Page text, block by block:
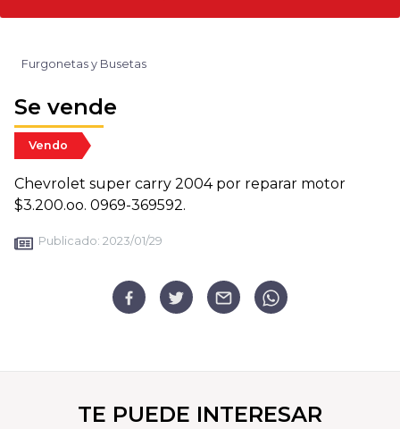
Furgonetas y Busetas
Se vende
Vendo
Chevrolet super carry 2004 por reparar motor
$3.200.oo. 0969-369592.
Publicado: 2023/01/29
TE PUEDE INTERESAR